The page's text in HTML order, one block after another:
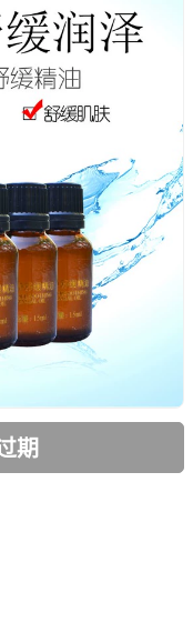
期